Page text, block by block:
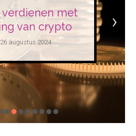
verdienen met
van crypto
26 augustus 2024
›